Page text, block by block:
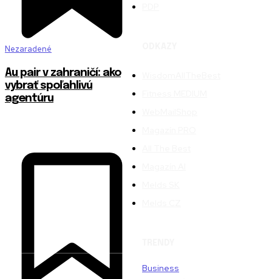
Nezaradené
Au pair v zahraničí: ako
vybrať spoľahlivú
agentúru
Business